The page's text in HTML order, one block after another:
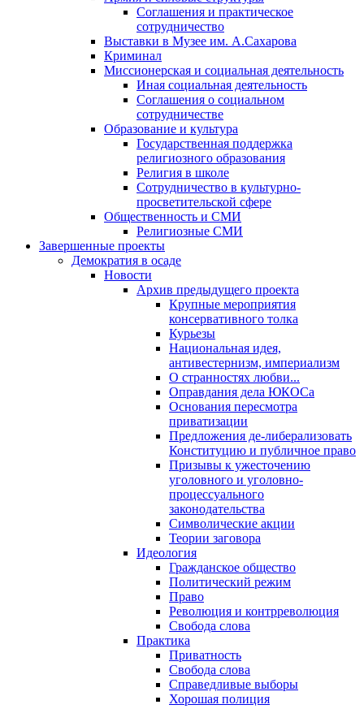
Соглашения и практическое
сотрудничество
Выставки в Музее им. А.Сахарова
Криминал
Миссионерская и социальная деятельность
Иная социальная деятельность
Соглашения о социальном
сотрудничестве
Образование и культура
Государственная поддержка
религиозного образования
Религия в школе
Сотрудничество в культурно-
просветительской сфере
Общественность и СМИ
Религиозные СМИ
Завершенные проекты
Демократия в осаде
Новости
Архив предыдущего проекта
Крупные мероприятия
консервативного толка
Курьезы
Национальная идея,
антивестернизм, империализм
О странностях любви...
Оправдания дела ЮКОСа
Основания пересмотра
приватизации
Предложения де-либерализовать
Конституцию и публичное право
Призывы к ужесточению
уголовного и уголовно-
процессуального
законодательства
Символические акции
Теории заговора
Идеология
Гражданское общество
Политический режим
Право
Революция и контрреволюция
Свобода слова
Практика
Приватность
Свобода слова
Справедливые выборы
Хорошая полиция